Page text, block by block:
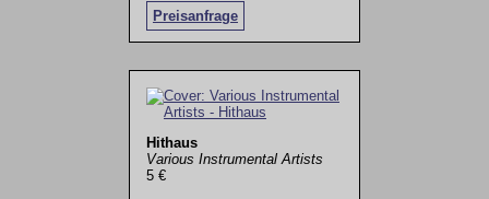
Preisanfrage
Hithaus
Various Instrumental Artists
5 €